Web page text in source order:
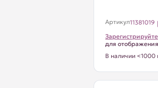
Артикул11381019
для
В наличии <1000